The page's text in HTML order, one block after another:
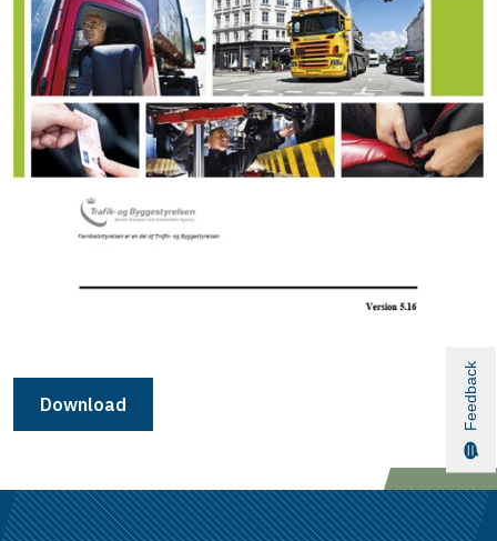
Download Feedback